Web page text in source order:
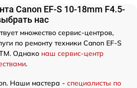
Canon EF-S 10-18mm F4.5-
нас
множество сервис-центров,
по ремонту техники Canon EF-S
Однако наш сервис-центр
.
Наши мастера - специалисты по